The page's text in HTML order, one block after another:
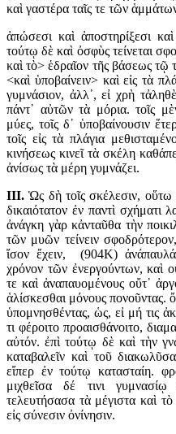
καὶ γαστέρα ταῖς τε τῶν
ἀπώσεσι καὶ ἀποστηρίξεσι καὶ
τούτῳ δὲ καὶ ὀσφὺς τείνεται
καὶ τὸ> ἑδραῖον τῆς βάσεως τῷ
<καὶ ὑποβαίνειν> καὶ εἰς τὰ
γυμνάσιον, ἀλλ᾽, εἰ χρὴ
πάντ᾽ αὐτῶν τὰ μόρια. τοῖς
μύες, τοῖς δ᾽ ὑποβαίνουσιν
τοῖς εἰς τὰ πλάγια
κινήσεως κινεῖ τὰ σκέλη
ἀνίσως τὰ μέρη γυμνάζει.
III.Ὡς δὴ τοῖς σκέλεσιν, οὕτω
δικαιότατον ἐν παντὶ σχήματι
ἀνάγκη γὰρ κἀνταῦθα τὴν
τῶν μυῶν τείνειν
ἴσον ἔχειν, (904K)
χρόνον τῶν ἐνεργούντων, καὶ
τε καὶ ἀναπαυομένους οὔτ᾽
ἁλίσκεσθαι μόνους πονοῦντας.
ὑπομνησθέντας, ὡς, εἰ μή τις
τι φέροιτο προαισθάνοιτο,
αὐτόν. ἐπὶ τούτῳ δὲ καὶ τὴν
καταβαλεῖν καὶ τοῦ
εἴπερ ἐν τούτῳ κατασταίη.
μιχθεῖσα δέ τινι
τελευτήσασα τὰ μέγιστα καὶ
εἰς σύνεσιν ὀνίνησιν.